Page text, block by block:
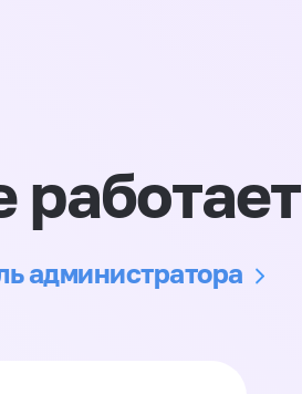
работает
администратора